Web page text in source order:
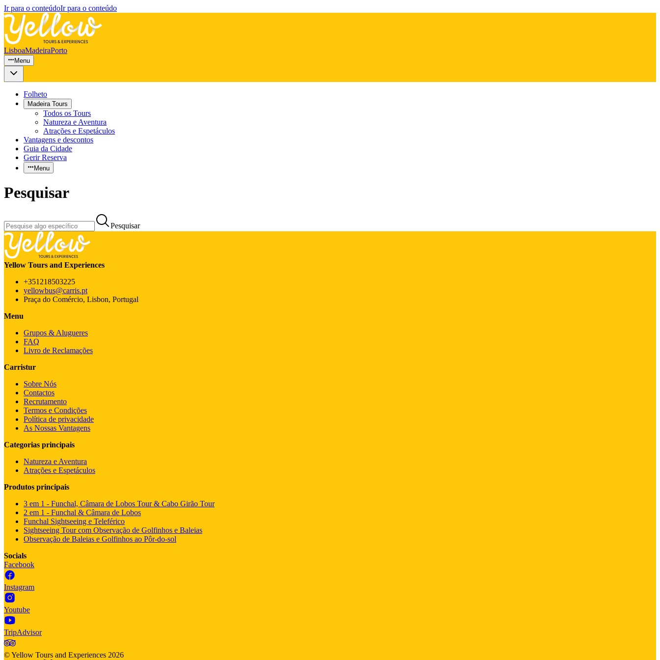
Ir para o conteúdoIr para o conteúdo
LisboaMadeiraPorto
Menu
Folheto
Madeira Tours
Todos os Tours
Natureza e Aventura
Atrações e Espetáculos
Vantagens e descontos
Guia da Cidade
Gerir Reserva
Menu
Pesquisar
Pesquisar
Yellow Tours and Experiences
+351218503225
yellowbus@carris.pt
Praça do Comércio, Lisbon, Portugal
Menu
Grupos & Alugueres
FAQ
Livro de Reclamações
Carristur
Sobre Nós
Contactos
Recrutamento
Termos e Condições
Política de privacidade
As Nossas Vantagens
Categorias principais
Natureza e Aventura
Atrações e Espetáculos
Produtos principais
3 em 1 - Funchal, Câmara de Lobos Tour & Cabo Girão Tour
2 em 1 - Funchal & Câmara de Lobos
Funchal Sightseeing e Teleférico
Sightseeing Tour com Observação de Golfinhos e Baleias
Observação de Baleias e Golfinhos ao Pôr-do-sol
Socials
Facebook
Instagram
Youtube
TripAdvisor
©Yellow Tours and Experiences 2026